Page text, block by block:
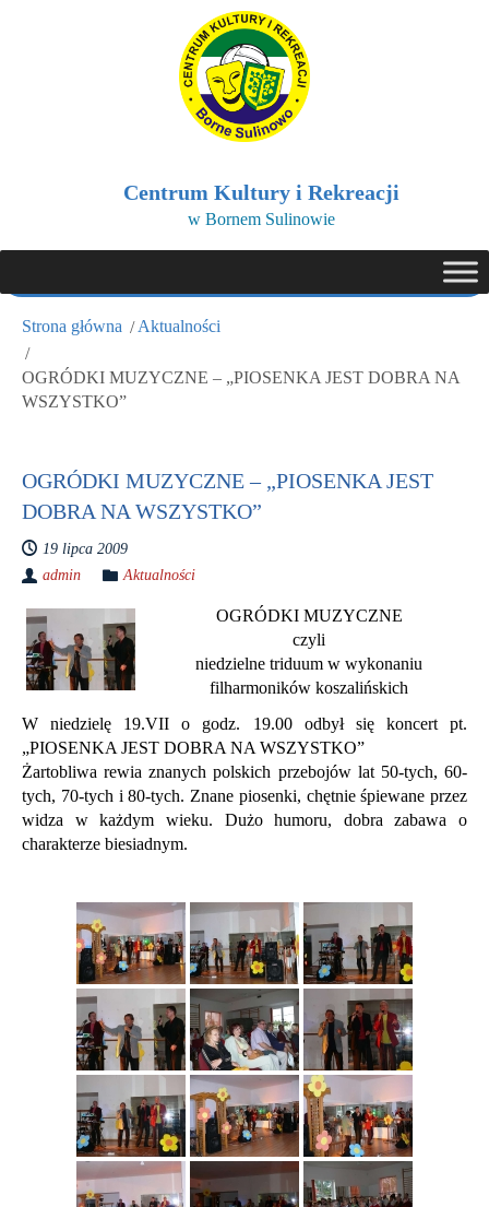
Centrum Kultury i Rekreacji
w Bornem Sulinowie
Strona główna Aktualności
OGRÓDKI MUZYCZNE – „PIOSENKA JEST DOBRA NA
WSZYSTKO”
OGRÓDKI MUZYCZNE – „PIOSENKA JEST
DOBRA NA WSZYSTKO”
19 lipca 2009
admin
Aktualności
OGRÓDKI MUZYCZNE
czyli
niedzielne triduum w wykonaniu
filharmoników koszalińskich
W niedzielę 19.VII o godz. 19.00 odbył się koncert pt.
„PIOSENKA JEST DOBRA NA WSZYSTKO”
Żartobliwa rewia znanych polskich przebojów lat 50-tych, 60-
tych, 70-tych i 80-tych. Znane piosenki, chętnie śpiewane przez
widza w każdym wieku. Dużo humoru, dobra zabawa o
charakterze biesiadnym.